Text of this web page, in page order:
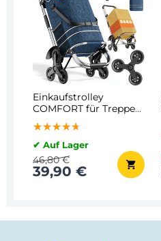
Einkaufstrolley
COMFORT für Treppen,
50 l, blau
★★★★★
★★★★★
★★★★★
✔ Auf Lager
39,90 €
46,80 €